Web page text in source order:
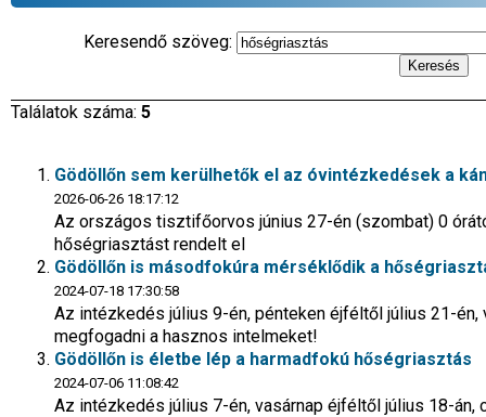
Keresendő szöveg:
Találatok száma: 5
Gödöllőn sem kerülhetők el az óvintézkedések a
2026-06-26 18:17:12
Az országos tisztifőorvos június 27-én (szombat) 0
hőségriasztást rendelt el
Gödöllőn is másodfokúra mérséklődik a
2024-07-18 17:30:58
Az intézkedés július 9-én, pénteken éjféltől július 21-én,
megfogadni a hasznos intelmeket!
Gödöllőn is életbe lép a harmadfokú hőségriasztás
2024-07-06 11:08:42
Az intézkedés július 7-én, vasárnap éjféltől július 18-án,